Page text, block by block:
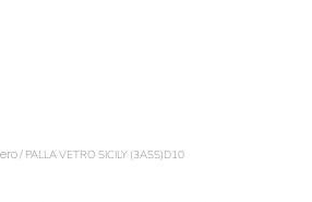
/ PALLA VETRO SICILY (3ASS)D10